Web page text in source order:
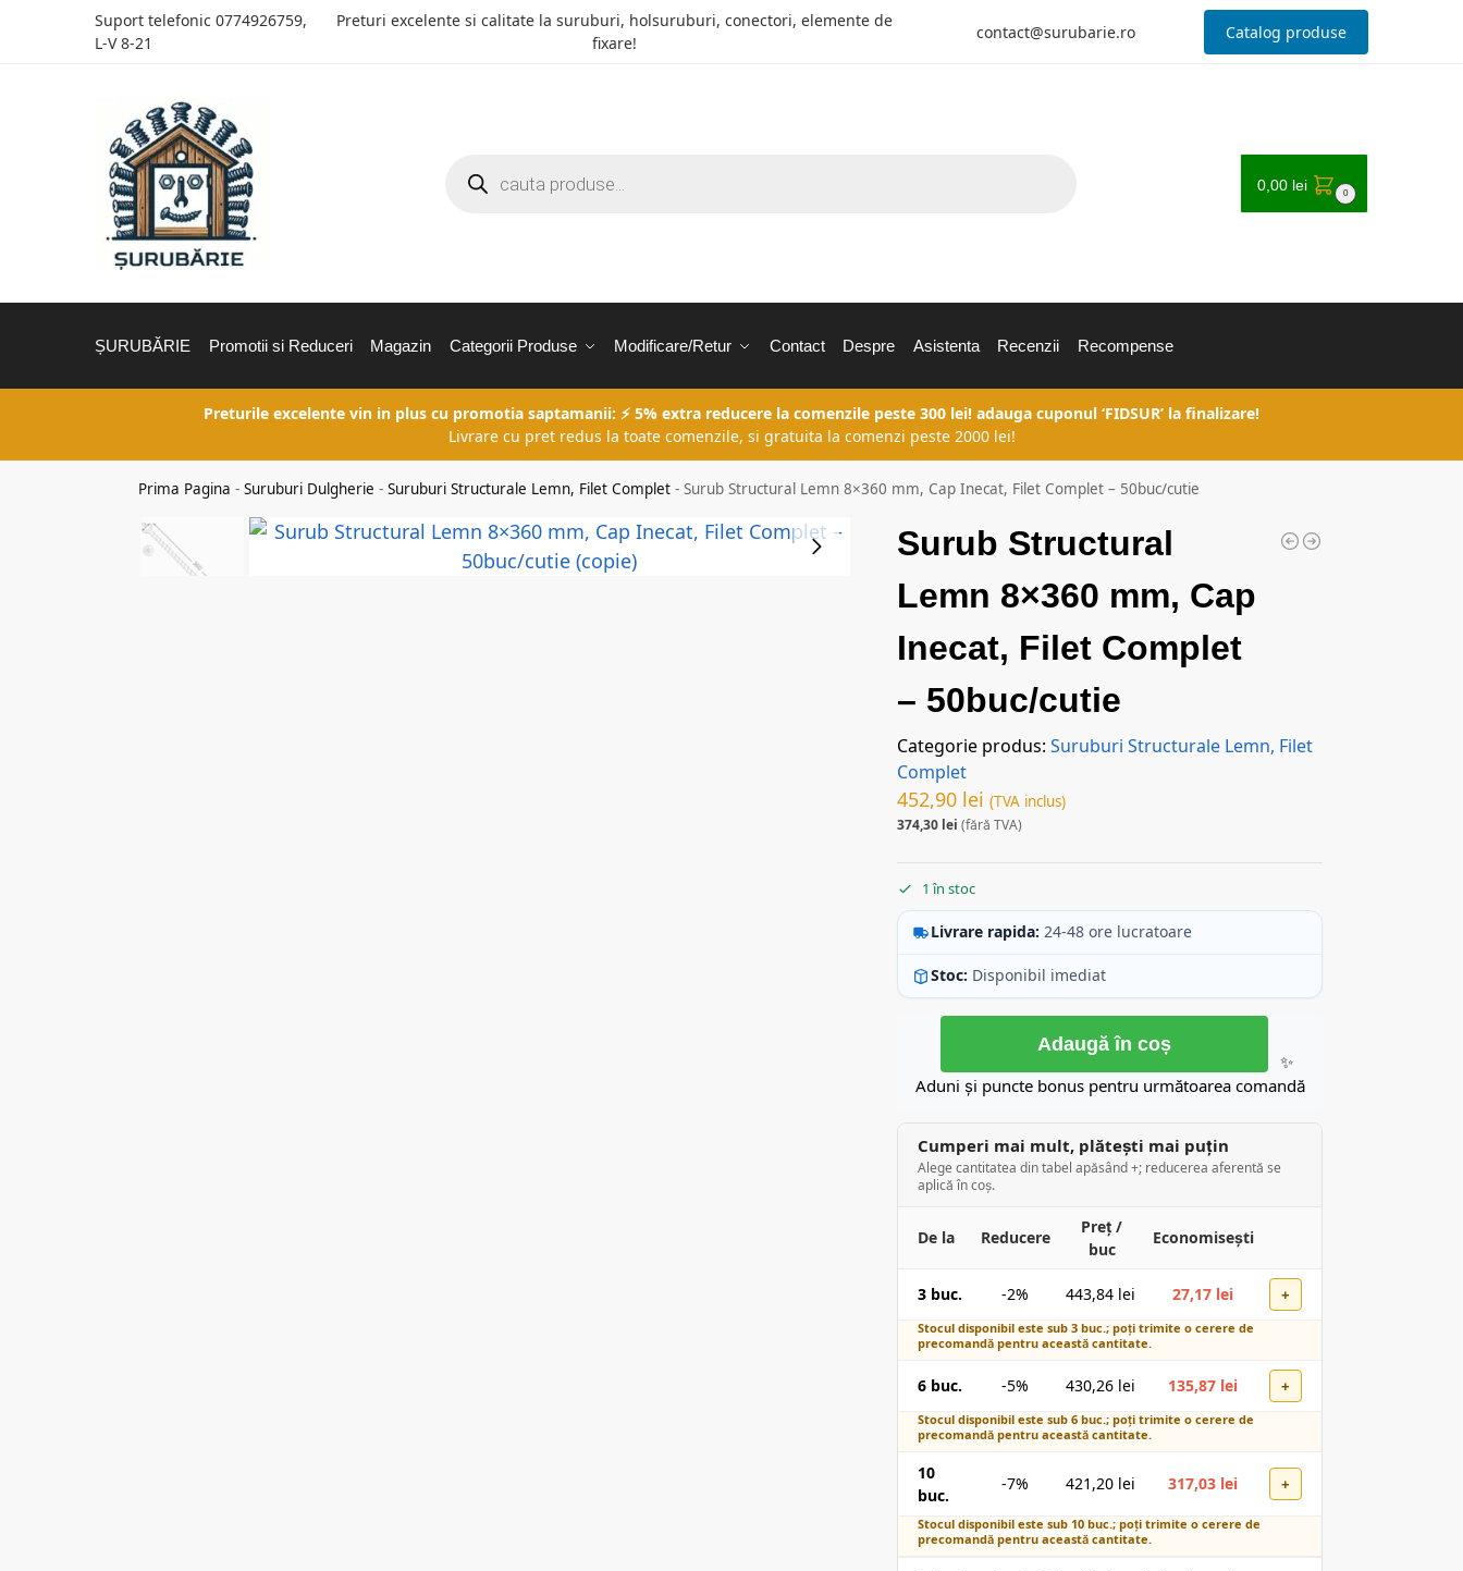
Suport telefonic 0774926759,
L-V 8-21
Preturi excelente si calitate la suruburi, holsuruburi, conectori, elemente de
fixare!
contact@surubarie.ro Catalog produse
0,00 lei 0
ȘURUBĂRIE Promotii si Reduceri Magazin Categorii Produse Modificare/Retur Contact Despre Asistenta Recenzii Recompense
Preturile excelente vin in plus cu promotia saptamanii: ⚡ 5% extra reducere la comenzile peste 300 lei! adauga cuponul ‘FIDSUR’ la finalizare!
Livrare cu pret redus la toate comenzile, si gratuita la comenzi peste 2000 lei!
Prima Pagina -Suruburi Dulgherie -Suruburi Structurale Lemn, Filet Complet -Surub Structural Lemn 8×360 mm, Cap Inecat, Filet Complet – 50buc/cutie
Surub Structural
Lemn 8×360 mm, Cap
Inecat, Filet Complet
– 50buc/cutie
Categorie produs:Suruburi Structurale Lemn, Filet
Complet
452,90 lei (TVA inclus)
374,30 lei (fără TVA)
1 în stoc
Livrare rapida: 24-48 ore lucratoare
Stoc: Disponibil imediat
Adaugă în coș
✨
Aduni și puncte bonus pentru următoarea comandă
Cumperi mai mult, plătești mai puțin
Alege cantitatea din tabel apăsând +; reducerea aferentă se
aplică în coș.
De la Reducere
Preț /
buc
Economisești
3 buc. -2% 443,84 lei 27,17 lei +
Stocul disponibil este sub 3 buc.; poți trimite o cerere de
precomandă pentru această cantitate.
6 buc. -5% 430,26 lei 135,87 lei +
Stocul disponibil este sub 6 buc.; poți trimite o cerere de
precomandă pentru această cantitate.
10
buc.
-7% 421,20 lei 317,03 lei +
Stocul disponibil este sub 10 buc.; poți trimite o cerere de
precomandă pentru această cantitate.